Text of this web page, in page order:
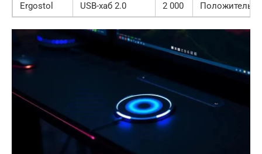
Ergostol USB-хаб 2.0 2 000